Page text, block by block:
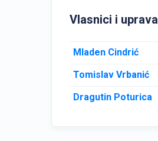
Vlasnici i uprava
Mladen Cindrić
Tomislav Vrbanić
Dragutin Poturica